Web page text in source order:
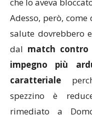
Adesso, però,
salute dovrebbero
dal match
impegno più
caratteriale
spezzino è
rimediato a